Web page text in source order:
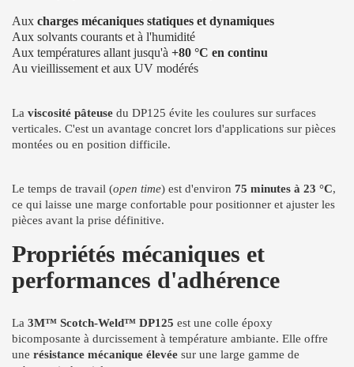
Aux charges mécaniques statiques et dynamiques
Aux solvants courants et à l'humidité
Aux températures allant jusqu'à +80 °C en continu
Au vieillissement et aux UV modérés
La viscosité pâteuse du DP125 évite les coulures sur surfaces
verticales. C'est un avantage concret lors d'applications sur pièces
montées ou en position difficile.
Le temps de travail (open time) est d'environ 75 minutes à 23 °C,
ce qui laisse une marge confortable pour positionner et ajuster les
pièces avant la prise définitive.
Propriétés mécaniques et
performances d'adhérence
La 3M™ Scotch-Weld™ DP125 est une colle époxy
bicomposante à durcissement à température ambiante. Elle offre
une résistance mécanique élevée sur une large gamme de